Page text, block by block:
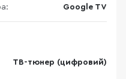
Google TV
ТВ-тюнер (цифровий)